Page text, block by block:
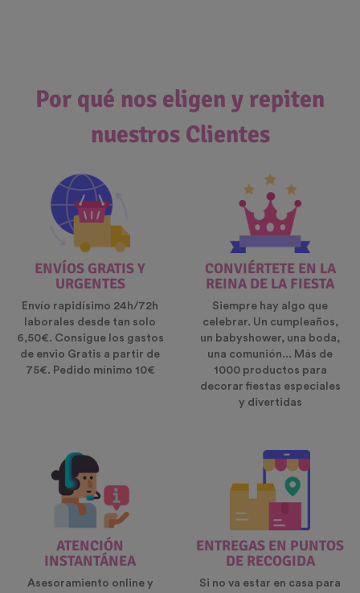
Por qué nos eligen y repiten
nuestros Clientes
ENVÍOS GRATIS Y
URGENTES
Envío rapidísimo 24h/72h
laborales desde tan solo
6,50€. Consigue los gastos
de envio Gratis a partir de
75€. Pedido mínimo 10€
CONVIÉRTETE EN LA
REINA DE LA FIESTA
Siempre hay algo que
celebrar. Un cumpleaños,
un babyshower, una boda,
una comunión... Más de
1000 productos para
decorar fiestas especiales
y divertidas
ATENCIÓN
INSTANTÁNEA
Asesoramiento online y
ENTREGAS EN PUNTOS
DE RECOGIDA
Si no va estar en casa para